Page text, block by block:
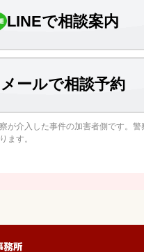
LINEで相談案内
メールで相談予約
が介入した事件の加害者側です。警
ます。